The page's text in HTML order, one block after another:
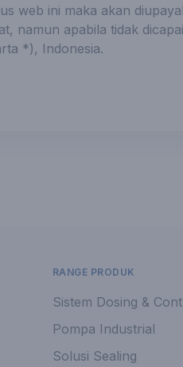
web ini maka akan
namun apabila tidak
*), Indonesia.
RANGE PRODUK
Sistem Dosing &
Pompa Industrial
Solusi Sealing